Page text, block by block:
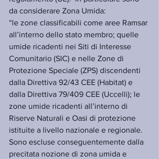
da considerare Zona Umida:
“le zone classificabili come aree Ramsar
all’interno dello stato membro; quelle
umide ricadenti nei Siti di Interesse
Comunitario (SIC) e nelle Zone di
Protezione Speciale (ZPS) discendenti
dalla Direttiva 92/43 CEE (Habitat) e
dalla Direttiva 79/409 CEE (Uccelli); le
zone umide ricadenti all’interno di
Riserve Naturali e Oasi di protezione
istituite a livello nazionale e regionale.
Sono escluse conseguentemente dalla
precitata nozione di zona umida e